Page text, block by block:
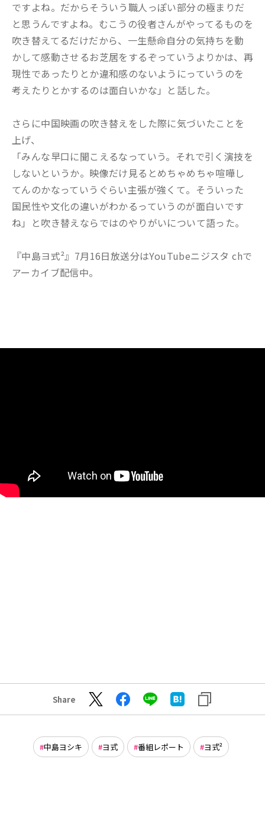
ですよね。だからそういう職人っぽい部分の極まりだ
と思うんですよね。むこうの役者さんがやってるものを
吹き替えてるだけだから、一生懸命自分の気持ちを動
かして感動させるお芝居をするぞっていうよりかは、再
現性であったりとか違和感のないようにっていうのを
考えたりとかするのは面白いかな」と話した。
さらに中国映画の吹き替えをした際に気づいたことを
上げ、
「みんな早口に聞こえるなっていう。それで引く演技を
しないというか。映像だけ見るとめちゃめちゃ喧嘩し
てんのかなっていうぐらい主張が強くて。そういった
国民性や文化の違いがわかるっていうのが面白いです
ね」と吹き替えならではのやりがいについて語った。
『中島ヨ式²』7月16日放送分はYouTubeニジスタ chで
アーカイブ配信中。
Share
中島ヨシキ ヨ式 番組レポート ヨ式²